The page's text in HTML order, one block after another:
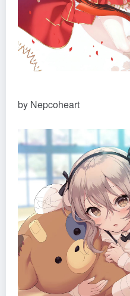
by Nepcoheart